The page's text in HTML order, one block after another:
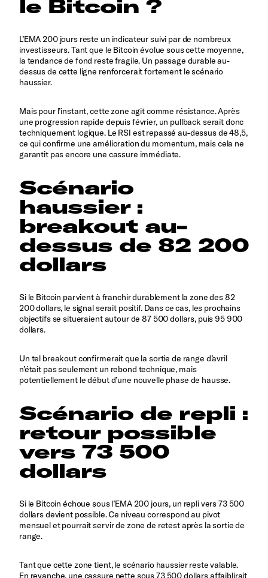
le Bitcoin ?
L’EMA 200 jours reste un indicateur suivi par de nombreux
investisseurs. Tant que le Bitcoin évolue sous cette moyenne,
la tendance de fond reste fragile. Un passage durable au-
dessus de cette ligne renforcerait fortement le scénario
haussier.
Mais pour l’instant, cette zone agit comme résistance. Après
une progression rapide depuis février, un pullback serait donc
techniquement logique. Le RSI est repassé au-dessus de 48,5,
ce qui confirme une amélioration du momentum, mais cela ne
garantit pas encore une cassure immédiate.
Scénario
haussier :
breakout au-
dessus de 82 200
dollars
Si le Bitcoin parvient à franchir durablement la zone des 82
200 dollars, le signal serait positif. Dans ce cas, les prochains
objectifs se situeraient autour de 87 500 dollars, puis 95 900
dollars.
Un tel breakout confirmerait que la sortie de range d’avril
n’était pas seulement un rebond technique, mais
potentiellement le début d’une nouvelle phase de hausse.
Scénario de repli :
retour possible
vers 73 500
dollars
Si le Bitcoin échoue sous l’EMA 200 jours, un repli vers 73 500
dollars devient possible. Ce niveau correspond au pivot
mensuel et pourrait servir de zone de retest après la sortie de
range.
Tant que cette zone tient, le scénario haussier reste valable.
En revanche, une cassure nette sous 73 500 dollars affaiblirait